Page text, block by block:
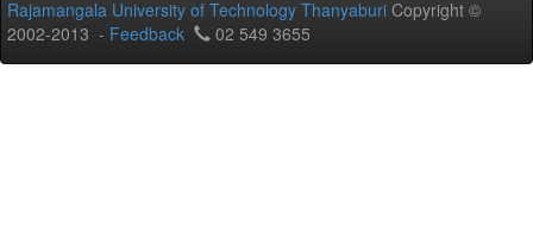
Rajamangala University of Technology Thanyaburi Copyright ©
2002-2013 - Feedback 02 549 3655